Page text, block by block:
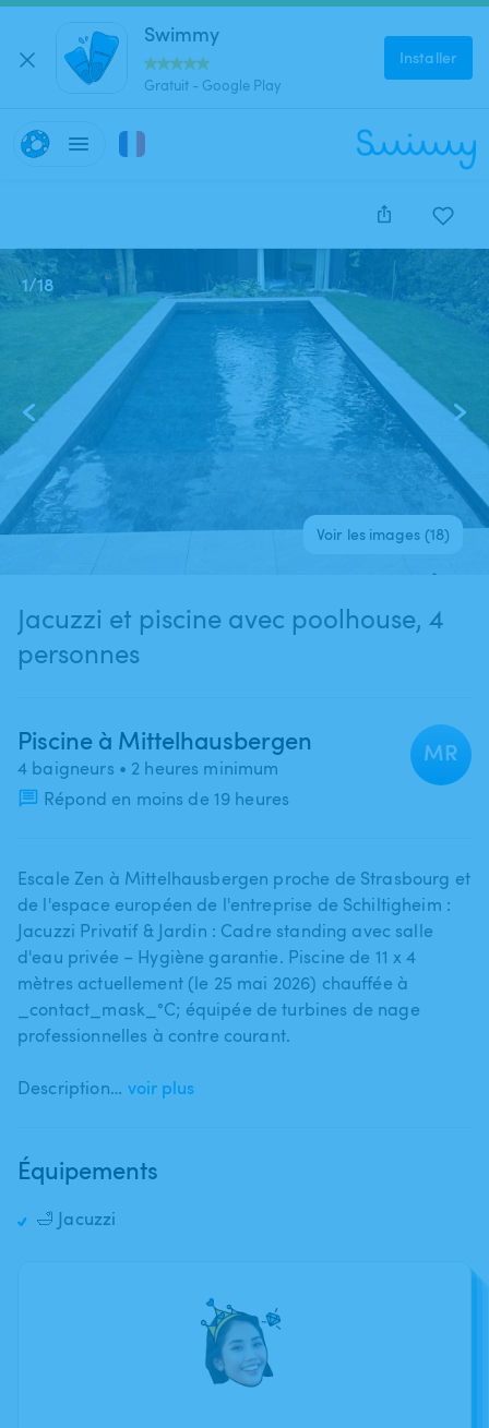
Swimmy
Gratuit - Google Play
Installer
1/18
Voir les images (18)
Jacuzzi et piscine avec poolhouse, 4
personnes
Piscine à Mittelhausbergen
4 baigneurs • 2 heures minimum
Répond en moins de 19 heures
MR
Escale Zen à Mittelhausbergen proche de Strasbourg et
de l'espace européen de l'entreprise de Schiltigheim :
Jacuzzi Privatif & Jardin : Cadre standing avec salle
d'eau privée – Hygiène garantie. Piscine de 11 x 4
mètres actuellement (le 25 mai 2026) chauffée à
_contact_mask_°C; équipée de turbines de nage
professionnelles à contre courant.
Description… voir plus
Équipements
🛁 Jacuzzi